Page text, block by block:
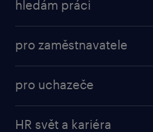
hledám práci
pro zaměstnavatele
pro uchazeče
HR svět a kariéra